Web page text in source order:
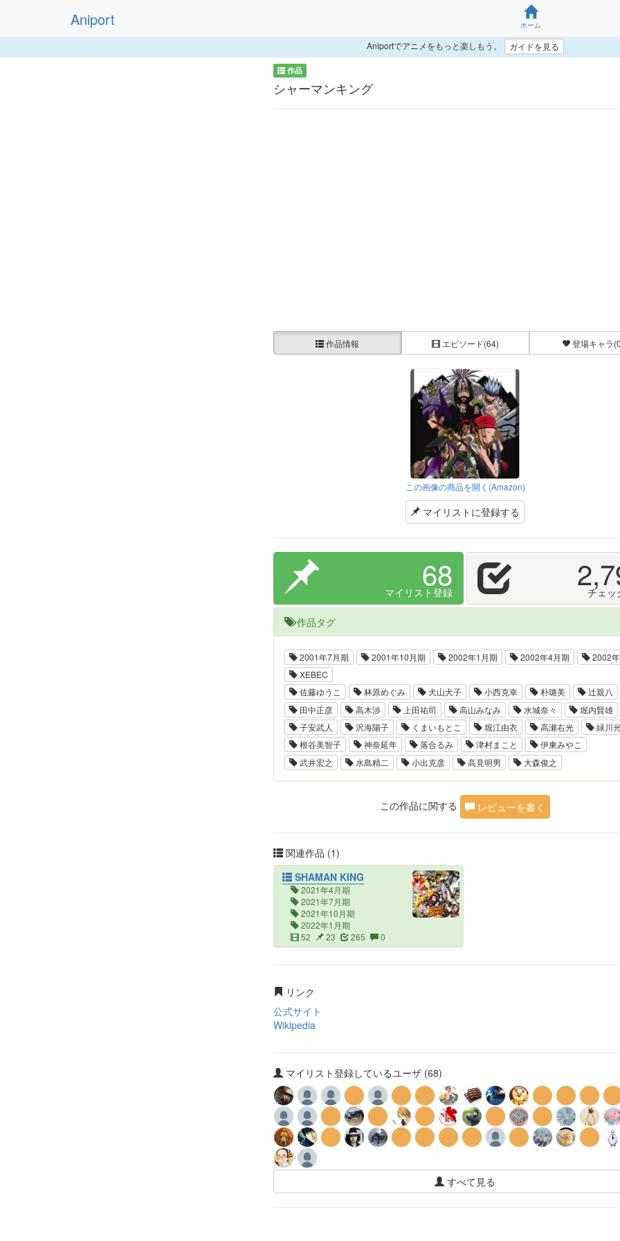
Aniport ホーム
Aniportでアニメをもっと楽しもう。 ガイドを見る
作品
シャーマンキング
作品情報 エピソード(64) 登場キャラ
この画像の商品を開く(Amazon)
マイリストに登録する
68
マイリスト登録 チェッ
作品タグ
2001年7月期 2001年10月期 2002年1月期 2002年4月期
2002
XEBEC
佐藤ゆうこ
林原めぐみ 犬山犬子 小西克幸 朴璐美
辻親八
田中正彦
高木渉 上田祐司 高山みなみ 水城奈々
堀内賢雄
子安武人
沢海陽子 くまいもとこ 堀江由衣 高瀬右光
緑川
根谷美智子
神奈延年 落合るみ 津村まこと
伊東みやこ
武井宏之
水島精二 小出克彦 高見明男 大森俊之
この作品に関する レビューを書く
関連作品 (1)
SHAMAN KING
2021年4月期
2021年7月期
2021年10月期
2022年1月期
52
23 265 0
リンク
公式サイト
Wikipedia
マイリスト登録しているユーザ (68)
すべて見る